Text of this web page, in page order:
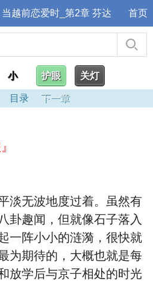
当越前恋爱时_第2章 芬达 首页
小 护眼 关灯
目录 下一章
淡无波地度过着。虽然有
卦趣闻，但就像石子落入
一阵小小的涟漪，很快就
为期待的，大概也就是每
放学后与京子相处的时光